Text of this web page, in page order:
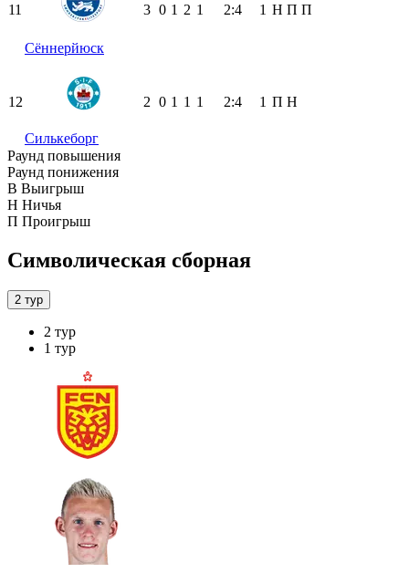
11
Сённерйюск
3 0 1 2 1 2:4 1 Н П П
12
Силькеборг
2 0 1 1 1 2:4 1 П Н
Раунд повышения
Раунд понижения
В Выигрыш
Н Ничья
П Проигрыш
Символическая сборная
2 тур
2 тур
1 тур